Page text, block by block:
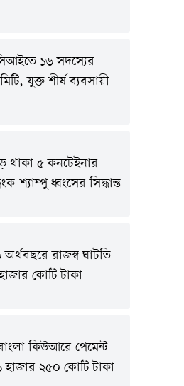
১৬ সদস্যের
যুক্ত শীর্ষ ব্যবসায়ী
থাকা ৫ কনটেইনার
শ্যাম্পু ধ্বংসের সিদ্ধান্ত
রাজস্ব ঘাটতি
কোটি টাকা
কিউআরে পেমেন্ট
হাজার ২৫০ কোটি টাকা